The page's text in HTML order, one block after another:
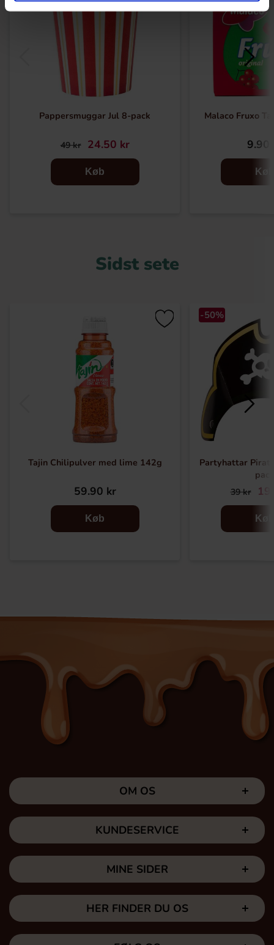
Pappersmuggar Jul 8-pack
49 kr 24.50 kr
Køb
Malaco Fruxo
9.90
Køb
Sidst sete
Tajin Chilipulver med lime 142g
59.90 kr
Køb
-50%
Partyhattar Pirat
pack
39 kr
Køb
OM OS
KUNDESERVICE
MINE SIDER
HER FINDER DU OS